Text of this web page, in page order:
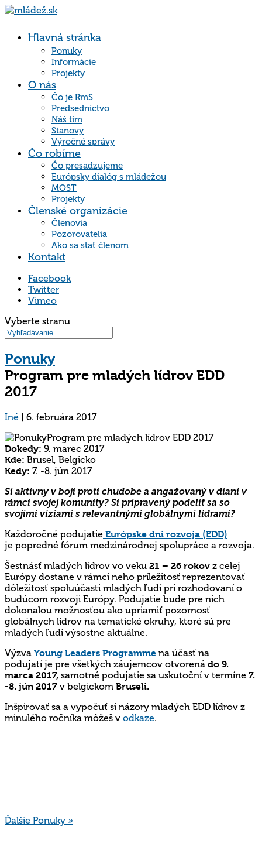
Hlavná stránka
Ponuky
Informácie
Projekty
O nás
Čo je RmS
Predsedníctvo
Náš tím
Stanovy
Výročné správy
Čo robíme
Čo presadzujeme
Európsky dialóg s mládežou
MOST
Projekty
Členské organizácie
Členovia
Pozorovatelia
Ako sa stať členom
Kontakt
Facebook
Twitter
Vimeo
Vyberte stranu
Ponuky
Program pre mladých lídrov EDD
2017
Iné 6. februára 2017
Dokedy: 9. marec 2017
Kde: Brusel, Belgicko
Kedy: 7. -8. jún 2017
Si aktívny v boji proti chudobe a angažovaný v dianí v
rámci svojej komunity? Si pripravený podeliť sa so
svojimi víziami s relevantnými globálnymi lídrami?
Každoročné podujatie Európske dni rozvoja (EDD)
je popredné fórum medzinárodnej spolupráce a rozvoja.
Šestnásť mladých lídrov vo veku 21 – 26 rokov z celej
Európy dostane v rámci neho príležitosť reprezentovať
dôležitosť spoluúčasti mladých ľudí pri rozhodovaní o
budúcom rozvoji Európy. Podujatie bude pre nich
dokonalou možnosťou ako upriamiť pozornosť
globálnych lídrov na tematické okruhy, ktoré sú pre
mladých ľudí výsostne aktuálne.
Výzva Young Leaders Programme na účasť na
podujatí je pre všetkých záujemcov otvorená do 9.
marca 2017, samotné podujatie sa uskutoční v termíne 7.
-8. jún 2017 v belgickom Bruseli.
Inšpirovať sa a vypočuť si názory mladých EDD lídrov z
minulého ročníka môžeš v odkaze.
Ďalšie Ponuky »